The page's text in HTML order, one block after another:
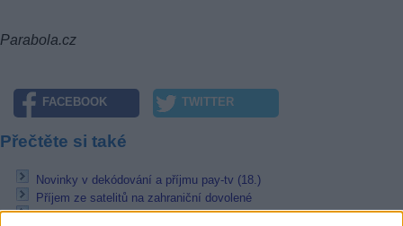
Parabola.cz
FACEBOOK TWITTER
Přečtěte si také
Novinky v dekódování a příjmu pay-tv (18.)
Příjem ze satelitů na zahraniční dovolené
Novinky v dekódování a příjmu pay-tv (17.)